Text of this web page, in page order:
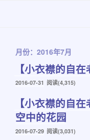
月份：2016年7月
【小衣襟的自
发
2016-07-31 阅读(4,315)
【小衣襟的自
空中的花园
发
2016-07-29 阅读(3,031)